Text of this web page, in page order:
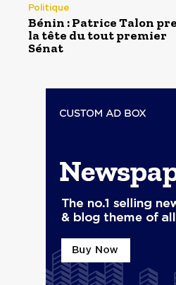
Politique
Bénin : Patrice Talon
la tête du tout premier
Sénat